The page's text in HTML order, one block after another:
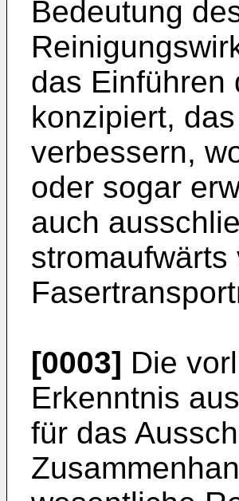
Bedeutung
das Einführen
konzipiert,
verbessern,
oder sogar
auch
[0003] Die
Erkenntnis
für das